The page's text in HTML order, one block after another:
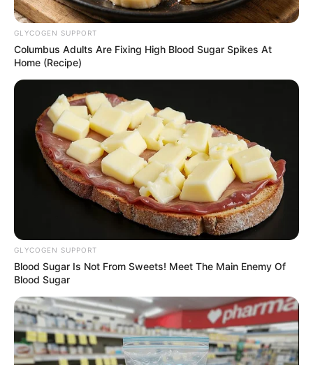
Neuropathy Has Linked To A Common Habit. Do You
NERVE FLOW
Guatemala Dental
GUATEMALA DENTAL
GLYCOGEN SUPPORT
Columbus Adults Are Fixing High Blood Sugar Spikes At
Home (Recipe)
GLYCOGEN SUPPORT
Blood Sugar Is Not From Sweets! Meet The Main Enemy Of
Blood Sugar